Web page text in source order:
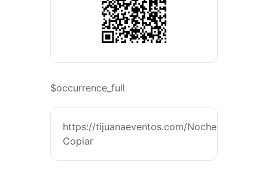
$occurrence_full
https://tijuanaeventos.com/
Copiar